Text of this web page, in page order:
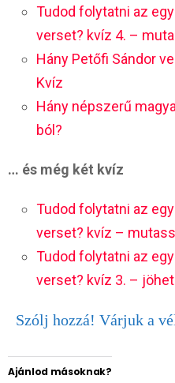
Tudod folytatni az
verset? kvíz 4. –
Hány Petőfi Sándor
Kvíz
Hány népszerű
ból?
… és még két kvíz
Tudod folytatni az
verset? kvíz –
Tudod folytatni az
verset? kvíz 3. –
Szólj hozzá! Várjuk a
Ajánlod másoknak?